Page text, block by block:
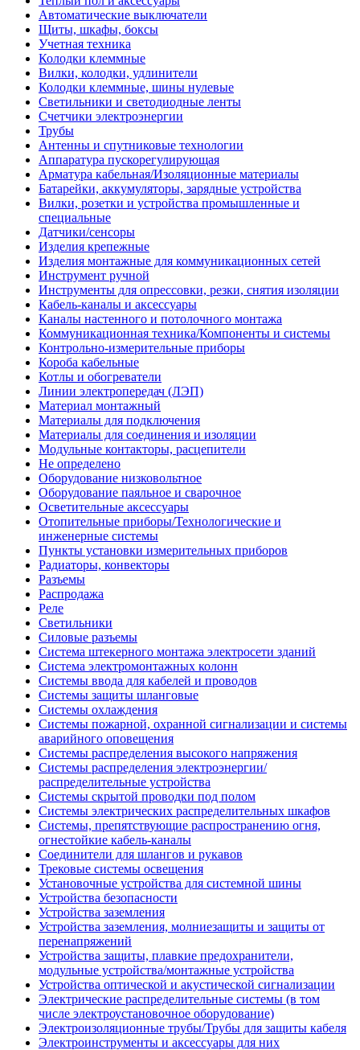
Автоматические выключатели
Щиты, шкафы, боксы
Учетная техника
Колодки клеммные
Вилки, колодки, удлинители
Колодки клеммные, шины нулевые
Светильники и светодиодные ленты
Счетчики электроэнергии
Трубы
Антенны и спутниковые технологии
Аппаратура пускорегулирующая
Арматура кабельная/Изоляционные материалы
Батарейки, аккумуляторы, зарядные устройства
Вилки, розетки и устройства промышленные и
специальные
Датчики/сенсоры
Изделия крепежные
Изделия монтажные для коммуникационных сетей
Инструмент ручной
Инструменты для опрессовки, резки, снятия изоляции
Кабель-каналы и аксессуары
Каналы настенного и потолочного монтажа
Коммуникационная техника/Компоненты и системы
Контрольно-измерительные приборы
Короба кабельные
Котлы и обогреватели
Линии электропередач (ЛЭП)
Материал монтажный
Материалы для подключения
Материалы для соединения и изоляции
Модульные контакторы, расцепители
Не определено
Оборудование низковольтное
Оборудование паяльное и сварочное
Осветительные аксессуары
Отопительные приборы/Технологические и
инженерные системы
Пункты установки измерительных приборов
Радиаторы, конвекторы
Разъемы
Распродажа
Реле
Светильники
Силовые разъемы
Система штекерного монтажа электросети зданий
Система электромонтажных колонн
Системы ввода для кабелей и проводов
Системы защиты шланговые
Системы охлаждения
Системы пожарной, охранной сигнализации и системы
аварийного оповещения
Системы распределения высокого напряжения
Системы распределения электроэнергии/
распределительные устройства
Системы скрытой проводки под полом
Системы электрических распределительных шкафов
Системы, препятствующие распространению огня,
огнестойкие кабель-каналы
Соединители для шлангов и рукавов
Трековые системы освещения
Установочные устройства для системной шины
Устройства безопасности
Устройства заземления
Устройства заземления, молниезащиты и защиты от
перенапряжений
Устройства защиты, плавкие предохранители,
модульные устройства/монтажные устройства
Устройства оптической и акустической сигнализации
Электрические распределительные системы (в том
числе электроустановочное оборудование)
Электроизоляционные трубы/Трубы для защиты кабеля
Электроинструменты и аксессуары для них